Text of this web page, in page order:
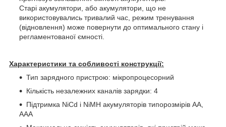
Старі акумулятори, або акумулятори, що не
використовувались тривалий час, режим тренування
(відновлення) може повернути до оптимального стану і
регламентованої ємності.
Характеристики та собливості конструкції:
Тип зарядного пристрою: мікропроцесорний
Кількість незалежних каналів зарядки: 4
Підтримка NiCd і NiMH акумуляторів типорозмірів АА,
ААА